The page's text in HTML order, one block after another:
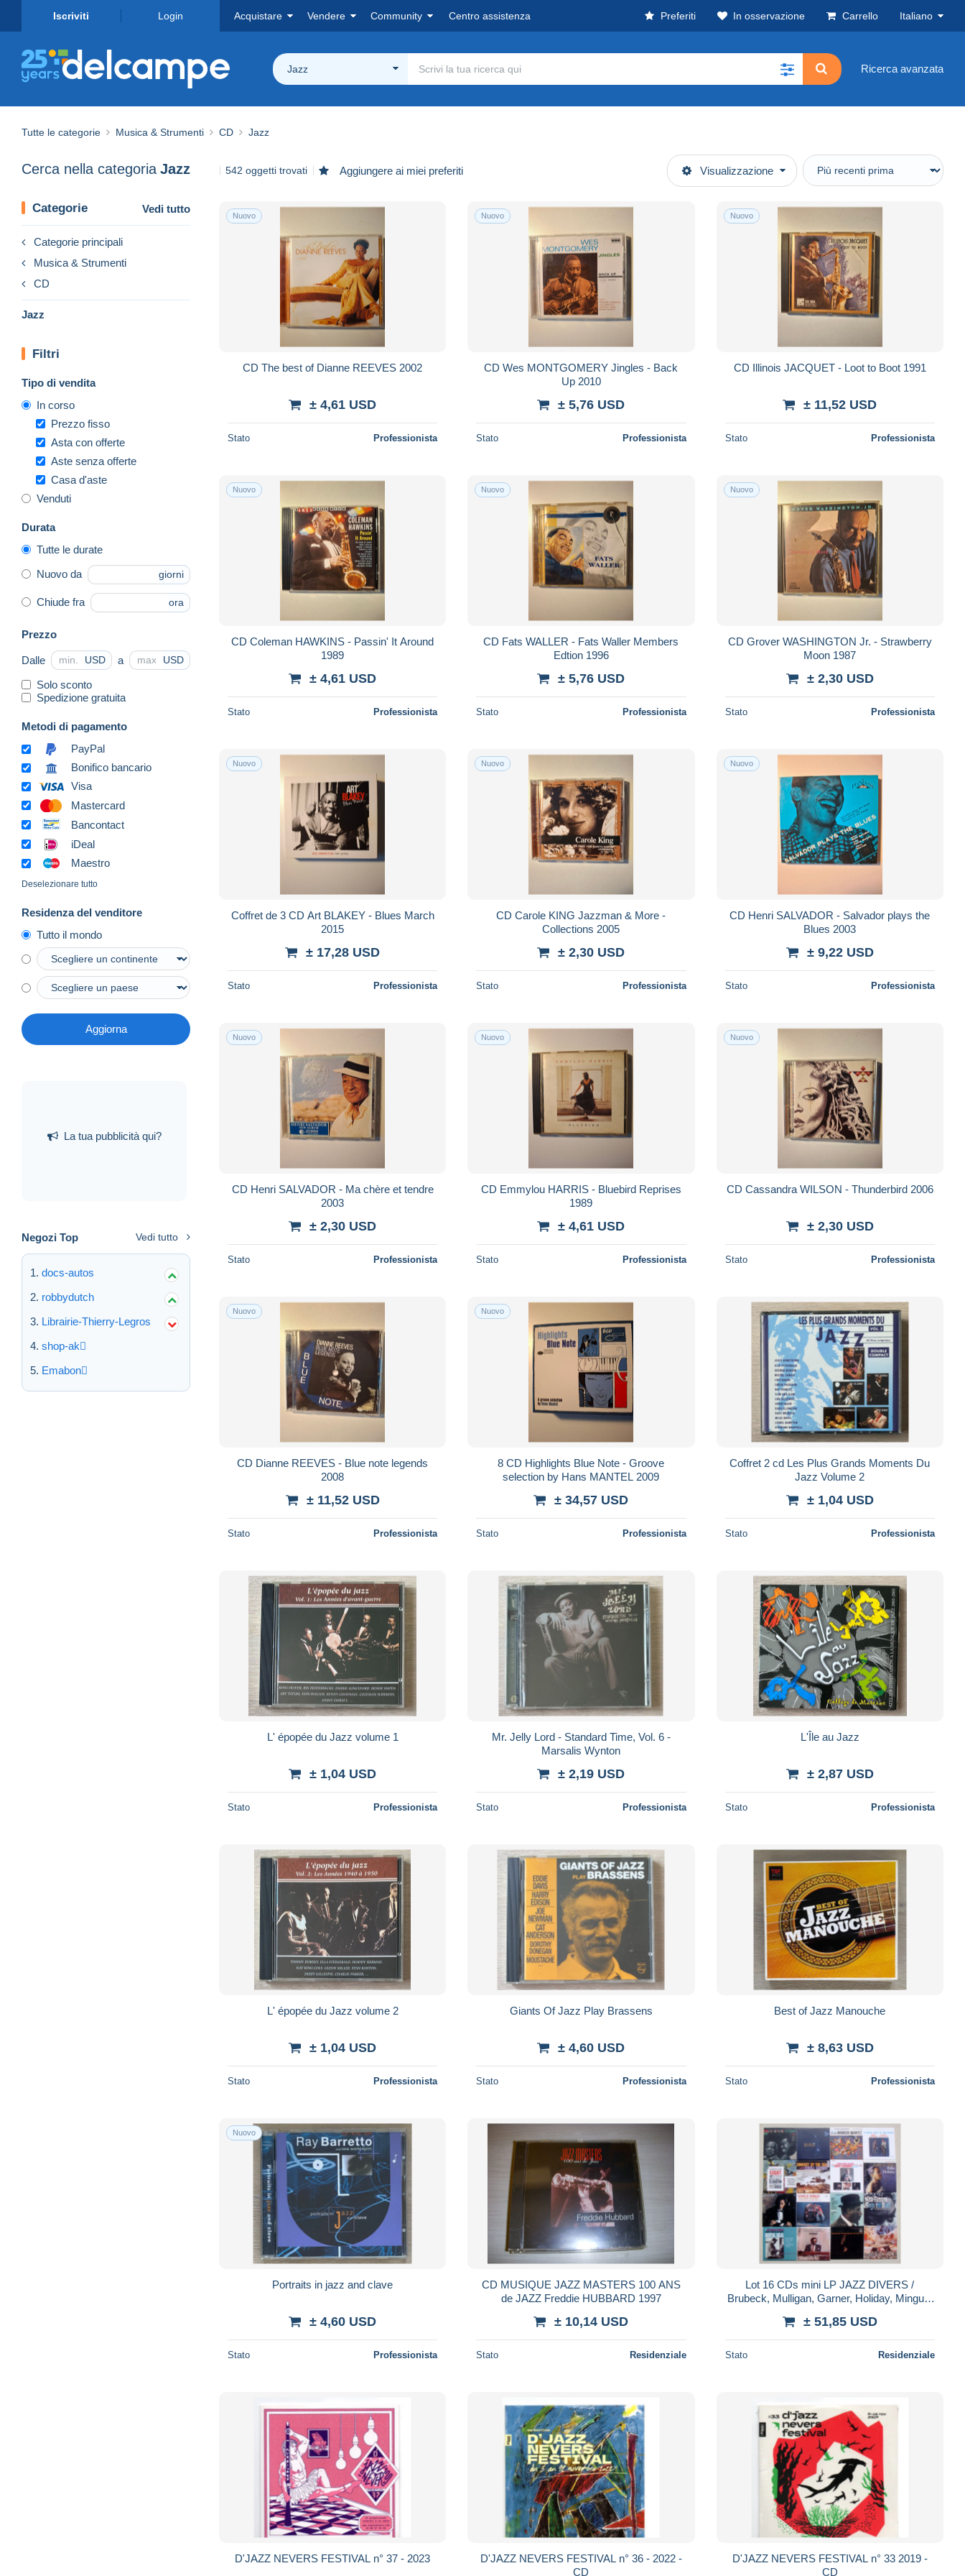
Iscriviti Login Acquistare Vendere Community Centro assistenza Preferiti In osservazione Carrello Italiano
Jazz Ricerca avanzata
Tutte le categorie Musica & Strumenti CD Jazz
Cerca nella categoria Jazz 542 oggetti trovati Aggiungere ai miei preferiti Visualizzazione
Categorie Vedi tutto
Categorie principali
Musica & Strumenti
CD
Jazz
Filtri
Tipo di vendita
In corso
Prezzo fisso
Asta con offerte
Aste senza offerte
Casa d'aste
Venduti
Durata
Tutte le durate
Nuovo da giorni
Chiude fra ora
Prezzo
Dalle USD a USD
Solo sconto
Spedizione gratuita
Metodi di pagamento
PayPal
Bonifico bancario
Visa
Mastercard
Bancontact
iDeal
Maestro
Deselezionare tutto
Residenza del venditore
Tutto il mondo
Aggiorna
La tua pubblicità qui?
Negozi Top Vedi tutto
docs-autos
robbydutch
Librairie-Thierry-Legros
shop-ak
Emabon
Nuovo
CD The best of Dianne REEVES 2002
± 4,61 USD
Stato Professionista
Nuovo
CD Wes MONTGOMERY Jingles - Back
Up 2010
± 5,76 USD
Stato Professionista
Nuovo
CD Illinois JACQUET - Loot to Boot 1991
± 11,52 USD
Stato Professionista
Nuovo
CD Coleman HAWKINS - Passin' It Around
1989
± 4,61 USD
Stato Professionista
Nuovo
CD Fats WALLER - Fats Waller Members
Edtion 1996
± 5,76 USD
Stato Professionista
Nuovo
CD Grover WASHINGTON Jr. - Strawberry
Moon 1987
± 2,30 USD
Stato Professionista
Nuovo
Coffret de 3 CD Art BLAKEY - Blues March
2015
± 17,28 USD
Stato Professionista
Nuovo
CD Carole KING Jazzman & More -
Collections 2005
± 2,30 USD
Stato Professionista
Nuovo
CD Henri SALVADOR - Salvador plays the
Blues 2003
± 9,22 USD
Stato Professionista
Nuovo
CD Henri SALVADOR - Ma chère et tendre
2003
± 2,30 USD
Stato Professionista
Nuovo
CD Emmylou HARRIS - Bluebird Reprises
1989
± 4,61 USD
Stato Professionista
Nuovo
CD Cassandra WILSON - Thunderbird 2006
± 2,30 USD
Stato Professionista
Nuovo
CD Dianne REEVES - Blue note legends
2008
± 11,52 USD
Stato Professionista
Nuovo
8 CD Highlights Blue Note - Groove
selection by Hans MANTEL 2009
± 34,57 USD
Stato Professionista
Coffret 2 cd Les Plus Grands Moments Du
Jazz Volume 2
± 1,04 USD
Stato Professionista
L' épopée du Jazz volume 1
± 1,04 USD
Stato Professionista
Mr. Jelly Lord - Standard Time, Vol. 6 -
Marsalis Wynton
± 2,19 USD
Stato Professionista
L'Île au Jazz
± 2,87 USD
Stato Professionista
L' épopée du Jazz volume 2
± 1,04 USD
Stato Professionista
Giants Of Jazz Play Brassens
± 4,60 USD
Stato Professionista
Best of Jazz Manouche
± 8,63 USD
Stato Professionista
Nuovo
Portraits in jazz and clave
± 4,60 USD
Stato Professionista
CD MUSIQUE JAZZ MASTERS 100 ANS
de JAZZ Freddie HUBBARD 1997
± 10,14 USD
Stato Residenziale
Lot 16 CDs mini LP JAZZ DIVERS /
Brubeck, Mulligan, Garner, Holiday, Mingus,
± 51,85 USD
Stato Residenziale
D'JAZZ NEVERS FESTIVAL n° 37 - 2023
D'JAZZ NEVERS FESTIVAL n° 36 - 2022 -
CD
D'JAZZ NEVERS FESTIVAL n° 33 2019 -
CD